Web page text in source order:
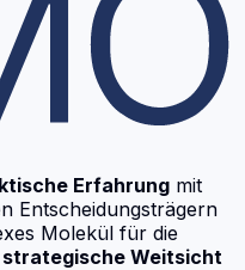
Erfahrung mit
Entscheidungsträgern
Molekül für die
Weitsicht